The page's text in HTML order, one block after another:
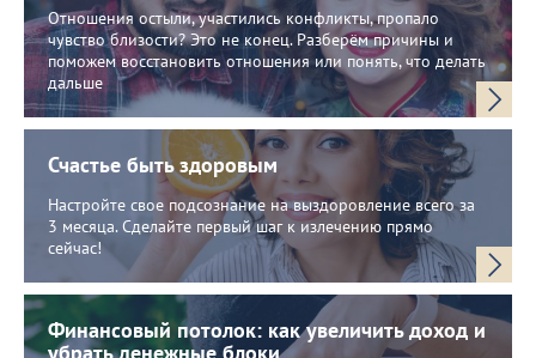
Отношения остыли, участились конфликты, пропало
чувство близости? Это не конец. Разберём причины и
поможем восстановить отношения или понять, что делать
дальше
Счастье быть здоровым
Настройте свое подсознание на выздоровление всего за
3 месяца. Сделайте первый шаг к излечению прямо
сейчас!
Финансовый потолок: как увеличить доход и